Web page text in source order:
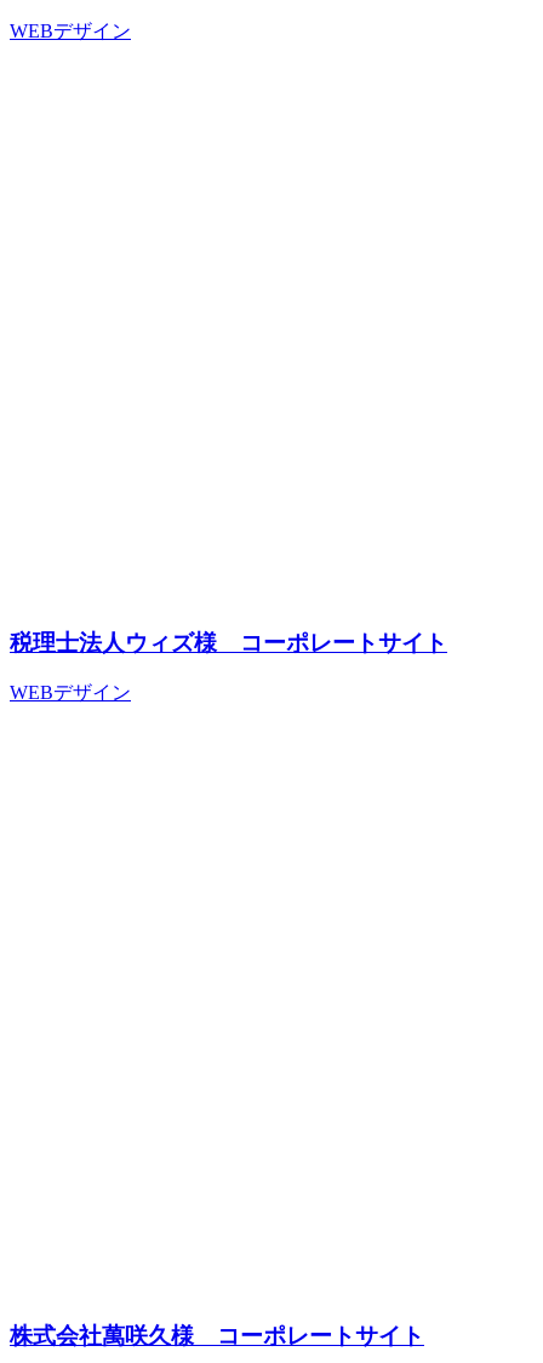
WEBデザイン
税理士法人ウィズ様 コーポレートサイト
WEBデザイン
株式会社萬咲久様 コーポレートサイト